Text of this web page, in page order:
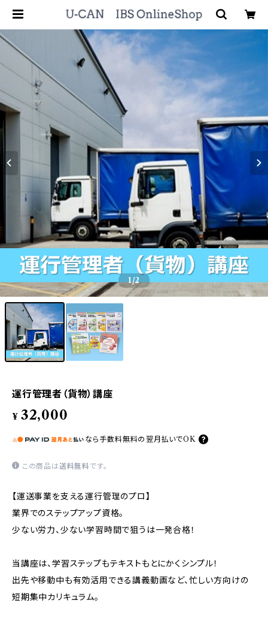
1/2
運行管理者（貨物）講座
¥ 32,000
なら 手数料無料の 翌月払いでOK
この商品は送料無料です。
【運送事業を支える運行管理のプロ】
業界でのステップアップ資格。
少ない労力、少ない学習時間で狙うは一発合格！
当講座は、学習ステップもテキストもとにかくシンプル！
出先や移動中も有効活用できる講義動画など、忙しい方向けの
短期集中カリキュラム。